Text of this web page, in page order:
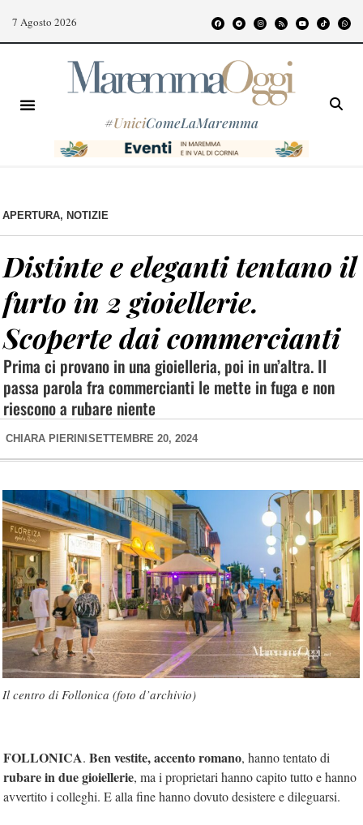
7 Agosto 2026
#UniciComeLaMaremma
APERTURA, NOTIZIE
Distinte e eleganti tentano il
furto in 2 gioiellerie.
Scoperte dai commercianti
Prima ci provano in una gioielleria, poi in un’altra. Il
passa parola fra commercianti le mette in fuga e non
riescono a rubare niente
CHIARA PIERINI SETTEMBRE 20, 2024
Il centro di Follonica (foto d’archivio)
FOLLONICA. Ben vestite, accento romano, hanno tentato di
rubare in due gioiellerie, ma i proprietari hanno capito tutto e hanno
avvertito i colleghi. E alla fine hanno dovuto desistere e dileguarsi.